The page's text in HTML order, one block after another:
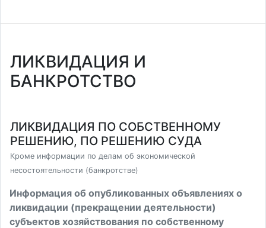
ЛИКВИДАЦИЯ И
БАНКРОТСТВО
ЛИКВИДАЦИЯ ПО СОБСТВЕННОМУ
РЕШЕНИЮ, ПО РЕШЕНИЮ СУДА
Кроме информации по делам об экономической
несостоятельности (банкротстве)
Информация об опубликованных объявлениях о
ликвидации (прекращении деятельности)
субъектов хозяйствования по собственному